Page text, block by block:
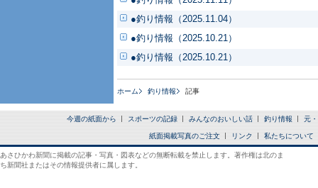
●釣り情報（2025.11.04）
●釣り情報（2025.10.21）
●釣り情報（2025.10.21）
ホーム 釣り情報 記事
今週の紙面から スポーツの記録 みんなのおいしい話 釣り情報 元
紙面掲載写真のご注文 リンク 私たちについて
あさひかわ新聞に掲載の記事・写真・図表などの無断転載を禁止します。著作権は北のま
ち新聞社またはその情報提供者に属します。